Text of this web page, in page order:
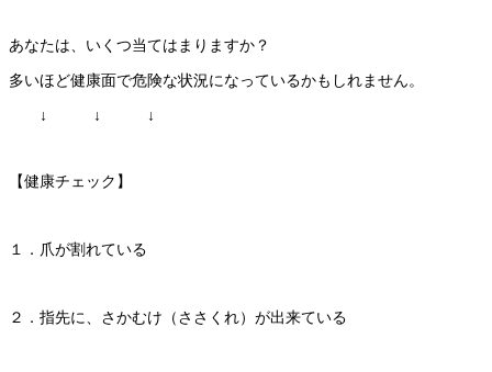
あなたは、いくつ当てはまりますか？
多いほど健康面で危険な状況になっているかもしれません。
↓ ↓ ↓
【健康チェック】
１．爪が割れている
２．指先に、さかむけ（ささくれ）が出来ている